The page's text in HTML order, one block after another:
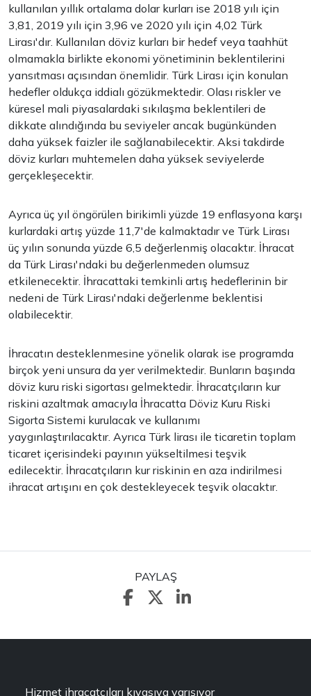
kullanılan yıllık ortalama dolar kurları ise 2018 yılı için
3,81, 2019 yılı için 3,96 ve 2020 yılı için 4,02 Türk
Lirası'dır. Kullanılan döviz kurları bir hedef veya taahhüt
olmamakla birlikte ekonomi yönetiminin beklentilerini
yansıtması açısından önemlidir. Türk Lirası için konulan
hedefler oldukça iddialı gözükmektedir. Olası riskler ve
küresel mali piyasalardaki sıkılaşma beklentileri de
dikkate alındığında bu seviyeler ancak bugünkünden
daha yüksek faizler ile sağlanabilecektir. Aksi takdirde
döviz kurları muhtemelen daha yüksek seviyelerde
gerçekleşecektir.
Ayrıca üç yıl öngörülen birikimli yüzde 19 enflasyona karşı
kurlardaki artış yüzde 11,7'de kalmaktadır ve Türk Lirası
üç yılın sonunda yüzde 6,5 değerlenmiş olacaktır. İhracat
da Türk Lirası'ndaki bu değerlenmeden olumsuz
etkilenecektir. İhracattaki temkinli artış hedeflerinin bir
nedeni de Türk Lirası'ndaki değerlenme beklentisi
olabilecektir.
İhracatın desteklenmesine yönelik olarak ise programda
birçok yeni unsura da yer verilmektedir. Bunların başında
döviz kuru riski sigortası gelmektedir. İhracatçıların kur
riskini azaltmak amacıyla İhracatta Döviz Kuru Riski
Sigorta Sistemi kurulacak ve kullanımı
yaygınlaştırılacaktır. Ayrıca Türk lirası ile ticaretin toplam
ticaret içerisindeki payının yükseltilmesi teşvik
edilecektir. İhracatçıların kur riskinin en aza indirilmesi
ihracat artışını en çok destekleyecek teşvik olacaktır.
PAYLAŞ
Hizmet ihracatçıları kıyasıya yarışıyor